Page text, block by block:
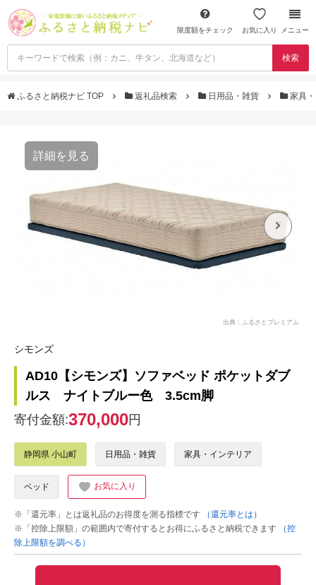
限度額をチェック お気に入り メニュー
検索
ふるさと納税ナビ TOP 返礼品検索 日用品・雑貨 家具
詳細を見る
出典：ふるさとプレミアム
シモンズ
AD10【シモンズ】ソファベッド ポケットダブ
ルス ナイトブルー色 3.5cm脚
寄付金額:370,000円
静岡県 小山町 日用品・雑貨 家具・インテリア
ベッド お気に入り
※「還元率」とは返礼品のお得度を測る指標です
（還元率とは）
※「控除上限額」の範囲内で寄付するとお得にふるさと納税できます
（控
除上限額を調べる）